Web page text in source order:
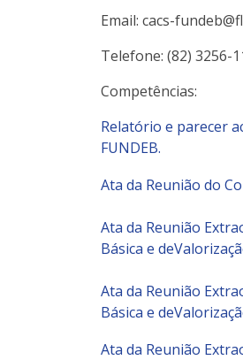
Email: cacs-
Telefone: (82) 3256-
Competências:
Relatório e parecer
FUNDEB.
Ata da Reunião do
Ata da Reunião
Básica e
Ata da Reunião
Básica e
Ata da Reunião